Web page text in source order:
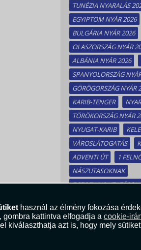
használ az élmény fokozása
gombra kattintva elfogadja a cookie-
kiválaszthatja azt is, hogy mely
TUNÉZIA NYARALÁS
EGYIPTOM NYÁR 2026
BULGÁRIA NYÁR 2026
OLASZORSZÁG NYÁR
ALBÁNIA NYÁR 2026
SPANYOLORSZÁG
GÖRÖGORSZÁG NYÁR
KARIB-TENGER
TÖRÖKORSZÁG NYÁR
NYUGAT-KARIB
VÁROSLÁTOGATÁS
ADVENTI ÚT
1
NÁSZUTASOKNAK
EGZOTIKUS UTAZÁSOK